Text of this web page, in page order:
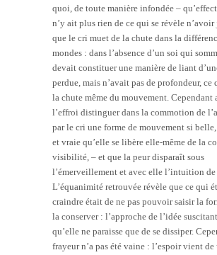
quoi, de toute manière infondée –
n’y ait plus rien de ce qui se révèle n’avoir
que le cri muet de la chute dans la
mondes : dans l’absence d’un soi qui
devait constituer une manière de liant
perdue, mais n’avait pas de profondeur, ce
la chute même du mouvement. Cependant
l’effroi distinguer dans la commotion de
par le cri une forme de mouvement si
et vraie qu’elle se libère elle-même de la
visibilité, – et que la peur disparaît sous
l’émerveillement et avec elle l’intuition
L’équanimité retrouvée révèle que ce qui
craindre était de ne pas pouvoir saisir la
la conserver : l’approche de l’idée
qu’elle ne paraisse que de se dissiper.
frayeur n’a pas été vaine : l’espoir vient